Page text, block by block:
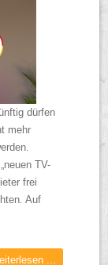
dürfen
mehr
TV-
frei
Auf
...